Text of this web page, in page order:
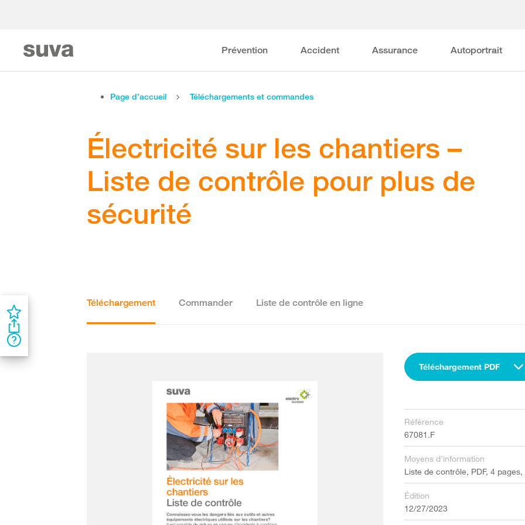
Prévention Accident Assurance Autoportrait
Page d’accueil Téléchargements et commandes
Électricité sur les chantiers –
Liste de contrôle pour plus de
sécurité
Téléchargement Commander Liste de contrôle en ligne
Téléchargement PDF
Référence
67081.F
Moyens d'information
Liste de contrôle, PDF, 4 pages,
Édition
12/27/2023